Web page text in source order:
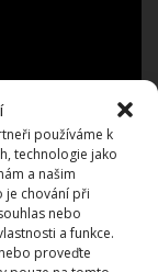
používáme k
technologie jako
a našim
je chování při
nebo
a funkce.
proveďte